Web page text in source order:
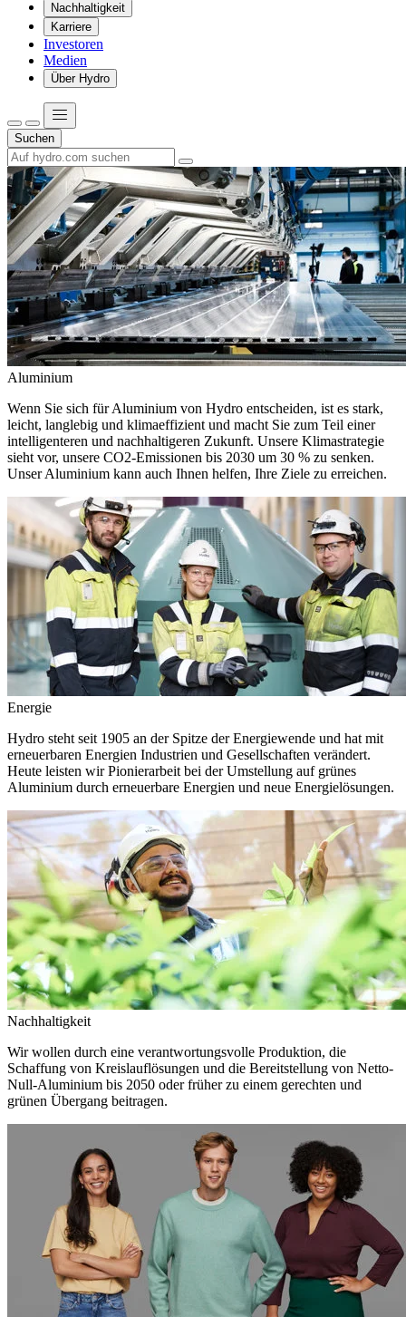
Nachhaltigkeit
Karriere
Investoren
Medien
Über Hydro
Suchen
Aluminium
Wenn Sie sich für Aluminium von Hydro entscheiden, ist es stark,
leicht, langlebig und klimaeffizient und macht Sie zum Teil einer
intelligenteren und nachhaltigeren Zukunft. Unsere Klimastrategie
sieht vor, unsere CO2-Emissionen bis 2030 um 30 % zu senken.
Unser Aluminium kann auch Ihnen helfen, Ihre Ziele zu erreichen.
Energie
Hydro steht seit 1905 an der Spitze der Energiewende und hat mit
erneuerbaren Energien Industrien und Gesellschaften verändert.
Heute leisten wir Pionierarbeit bei der Umstellung auf grünes
Aluminium durch erneuerbare Energien und neue Energielösungen.
Nachhaltigkeit
Wir wollen durch eine verantwortungsvolle Produktion, die
Schaffung von Kreislauflösungen und die Bereitstellung von Netto-
Null-Aluminium bis 2050 oder früher zu einem gerechten und
grünen Übergang beitragen.